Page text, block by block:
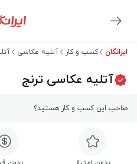
ایرانگان کسب و کار آتلیه عکاسی
آتلیه عکاسی ترنج
صاحب این کسب و کار هستید؟